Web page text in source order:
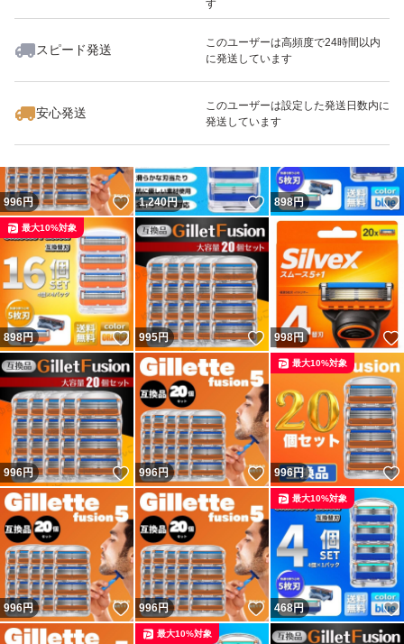
す
スピード発送
このユーザーは高頻度で24時間以内
に発送しています
安心発送
このユーザーは設定した発送日数内に
発送しています
いいね！
995
996円 いいね！
1,240円 いいね！
898円
898円 いいね！
最大10%対象
995円 いいね！
998円
996円 いいね！
996円 いいね！
996円
最大10%対象
996円 いいね！
996円 いいね！
468円
最大10%対象
最大10%対象